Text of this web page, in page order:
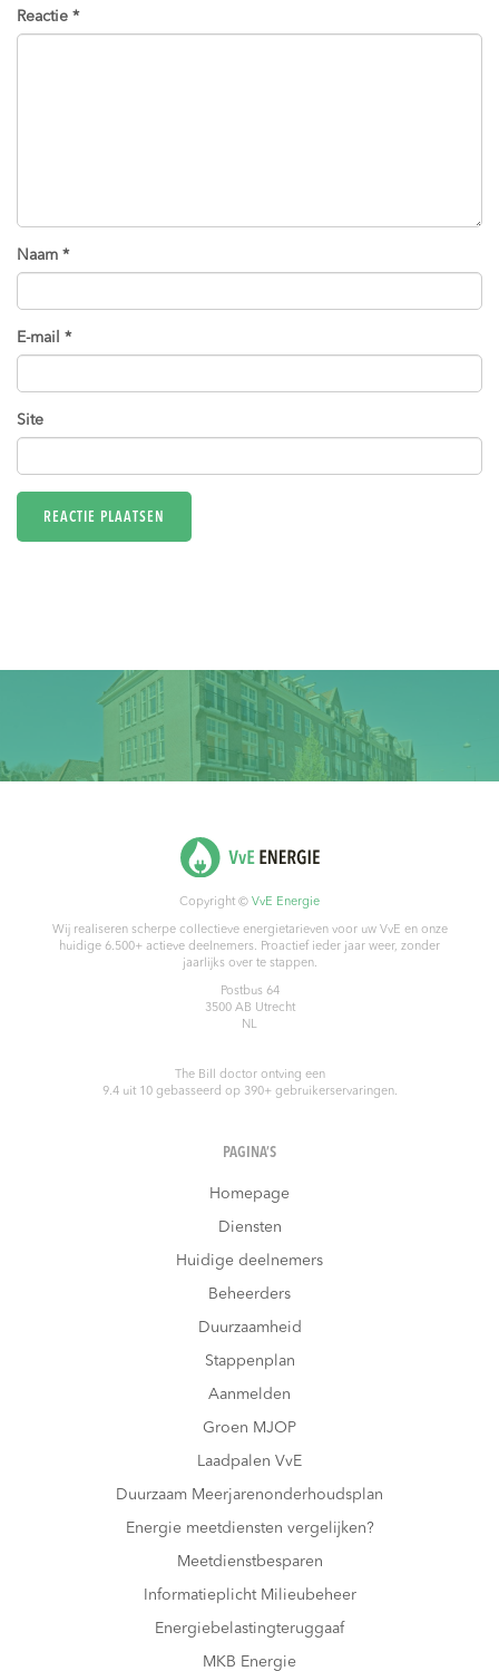
Reactie *
Naam *
E-mail *
Site
Copyright © VvE Energie
Wij realiseren scherpe collectieve energietarieven voor uw VvE en onze
huidige 6.500+ actieve deelnemers. Proactief ieder jaar weer, zonder
jaarlijks over te stappen.
Postbus 64
3500 AB Utrecht
NL
The Bill doctorontving een
9.4uit 10gebasseerd op 390+ gebruikerservaringen.
PAGINA’S
Homepage
Diensten
Huidige deelnemers
Beheerders
Duurzaamheid
Stappenplan
Aanmelden
Groen MJOP
Laadpalen VvE
Duurzaam Meerjarenonderhoudsplan
Energie meetdiensten vergelijken?
Meetdienstbesparen
Informatieplicht Milieubeheer
Energiebelastingteruggaaf
MKB Energie